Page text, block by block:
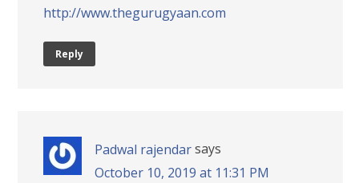
http://www.thegurugyaan.com
Reply
Padwal rajendarsays
October 10, 2019 at 11:31 PM